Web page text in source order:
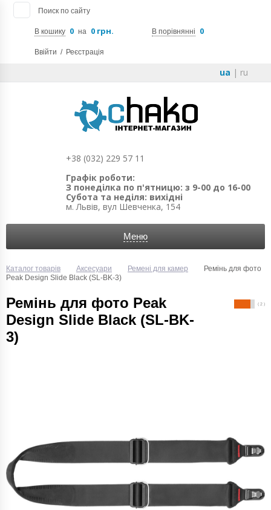
Поиск по сайту
В кошику 0 на 0 грн. В порівнянні 0
Ввійти / Реєстрація
ua | ru
+38 (032) 229 57 11
Графік роботи:
З понеділка по п'ятницю: з 9-00 до 16-00
Субота та неділя: вихідні
м. Львів, вул Шевченка, 154
Меню
Каталог товарів Аксесуари Ремені для камер
Ремінь для фото
Peak Design Slide Black (SL-BK-3)
Ремінь для фото Peak
Design Slide Black (SL-BK-
3)
( 2 )